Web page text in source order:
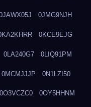
0JMG9NJH
0KCE9EJG
0LA240G7 0LIQ91PM
0MCMJJJP 0N1LZI50
0O3VCZC0 0OY5HHNM